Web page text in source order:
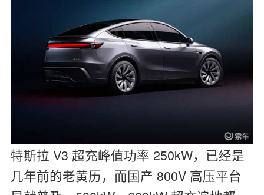
特斯拉 V3 超充峰值功率 250kW，已经是
几年前的老黄历，而国产 800V 高压平台